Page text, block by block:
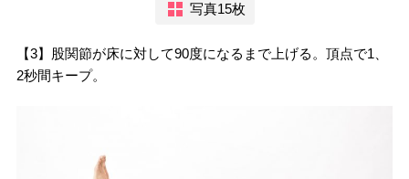
写真15枚
【3】股関節が床に対して90度になるまで上げる。頂点で1、
2秒間キープ。